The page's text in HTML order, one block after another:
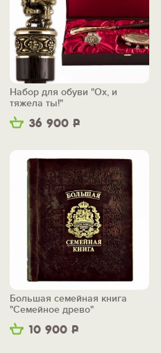
36 900 Р
Набор для обуви "Ох, и
тяжела ты!"
10 900 Р
Большая семейная книга
"Семейное древо"